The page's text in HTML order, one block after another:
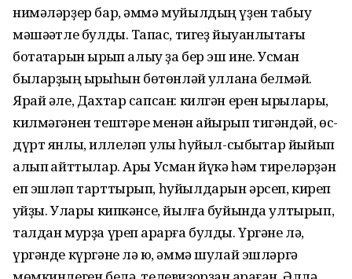
нимәләрҙер бар, әммә муйылдың үҙен табыу
мәшәҡәтле булды. Тапҡас, тигеҙ йыуанлыҡтағы
ботаҡтарын ҡырҡып алыу ҙа бер эш ине. Усман
быларҙың ҡырҡҡыһын бөтөнләй ҡуллана белмәй.
Ярай әле, Дахтар сапсан: килгән ерен ҡырҡҡылары,
килмәгәнен тештәре менән ҡайырып тигәндәй, өс-
дүрт янлыҡ, иллеләп уҡлыҡ һуйыл-сыбыҡтар йыйып
алып ҡайттылар. Ары Усман йүкә һәм тиреләрҙән
еп эшләп тарттырып, һуйылдарын әрсеп, киреп
ҡуйҙы. Улары кипкәнсе, йылға буйында ултырып,
талдан мурҙа үреп ҡарарға булды. Үргәне лә,
үргәнде күргәне лә юҡ, әммә шулай эшләргә